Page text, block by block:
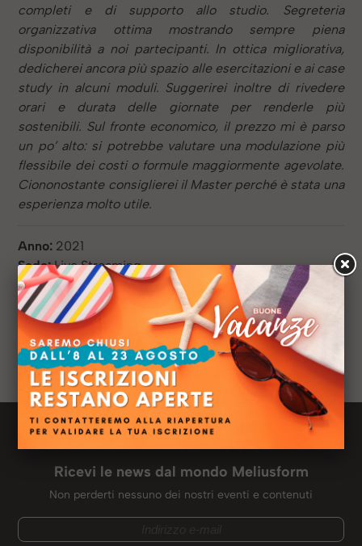
completi e di supporto allo studio. Segreteria
organizzativa ottima mostrando sempre piena
disponibilità a noi partecipanti. In ottica migliorativa,
dedicherei ancora più spazio alle esercitazioni e ai case
study in alcuni moduli. Suggerirei inoltre di rivedere
orari e durata delle giornate per renderle più
sostenibili. Sul fronte economico, il prezzo mi è parso
un po’ alto: si potrebbe valutare una modulazione più
flessibile dei costi o formule maggiormente agevolate.
Ciononostante consiglierei il Master perché è stata una
esperienza molto utile.
Anno: 2021
Sede:Live Streaming
Titolo di studio:Laure triennale Lingue e letterature
straniere, generale
Azienda:Eurofirms Group | People first
Ruolo:Recruiter
Profilo LinkedIN:
Newsletter Meliusform
Ricevi le news dal mondo Meliusform
Non perderti nessuno dei nostri eventi e contenuti